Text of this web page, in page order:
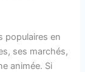
populaires en
ses marchés,
animée. Si